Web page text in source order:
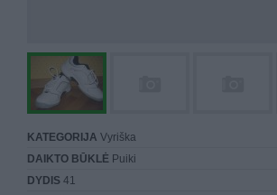
KATEGORIJA Vyriška
DAIKTO BŪKLĖ Puiki
DYDIS 41